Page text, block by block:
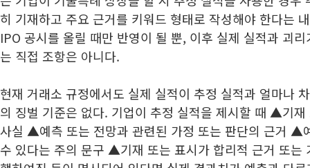
히 기재하고 주요 근거를 키워드 형태로 작성해야 한다는
IPO 공시를 올릴 때만 반영이 될 뿐, 이후 실제 실적과 괴
는 직접 조항은 아니다.
현재 거래소 규정에서도 실제 실적이 추정 실적과 얼마나
의 징벌 기준은 없다. 기업이 추정 실적을 제시할 때 ▲기
사실 ▲예측 또는 전망과 관련된 가정 또는 판단의 근거 ▲
수 있다는 주의 문구 ▲기재 또는 표시가 합리적 근거 또는